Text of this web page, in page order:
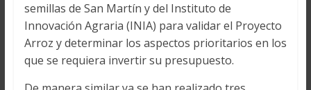
semillas de San Martín y del Instituto de
Innovación Agraria (INIA) para validar el Proyecto
Arroz y determinar los aspectos prioritarios en los
que se requiera invertir su presupuesto.